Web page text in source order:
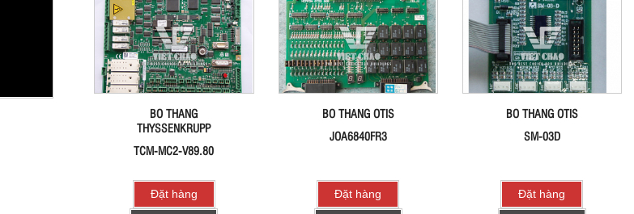
BO THANG
THYSSENKRUPP
TCM-MC2-V89.80
Đặt hàng
BO THANG OTIS
JOA6840FR3
Đặt hàng
BO THANG OTIS
SM-03D
Đặt hàng